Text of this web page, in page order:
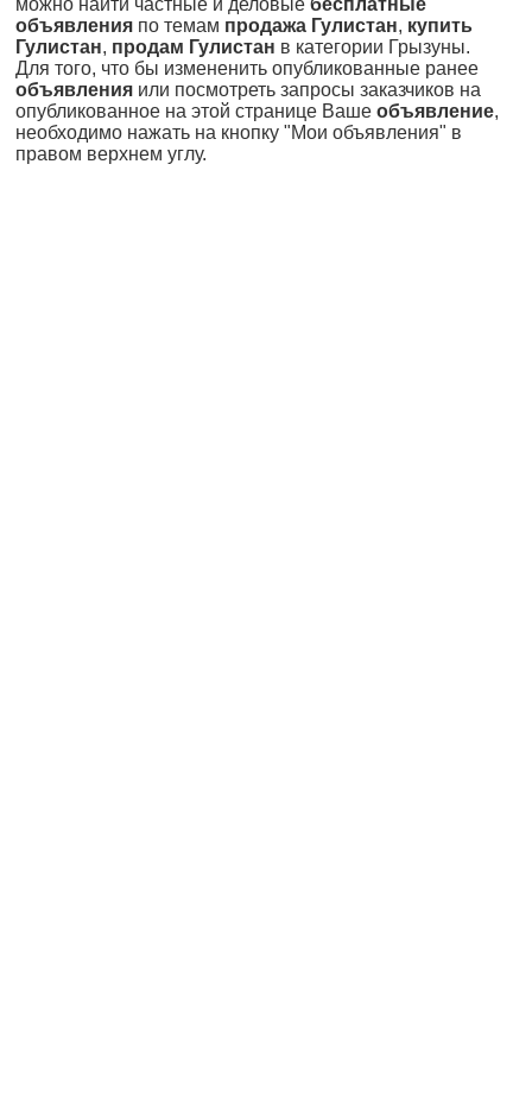
можно найти частные и деловые бесплатные
объявления по темам продажа Гулистан, купить
Гулистан, продам Гулистан в категории Грызуны.
Для того, что бы измененить опубликованные ранее
объявления или посмотреть запросы заказчиков на
опубликованное на этой странице Ваше объявление,
необходимо нажать на кнопку "Мои объявления" в
правом верхнем углу.